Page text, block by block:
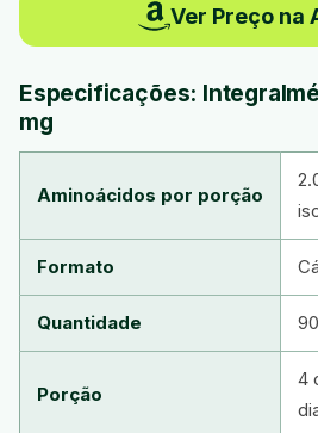
Ver Preço na
Especificações:
mg
Aminoácidos por porção
Formato
Quantidade
Porção
4